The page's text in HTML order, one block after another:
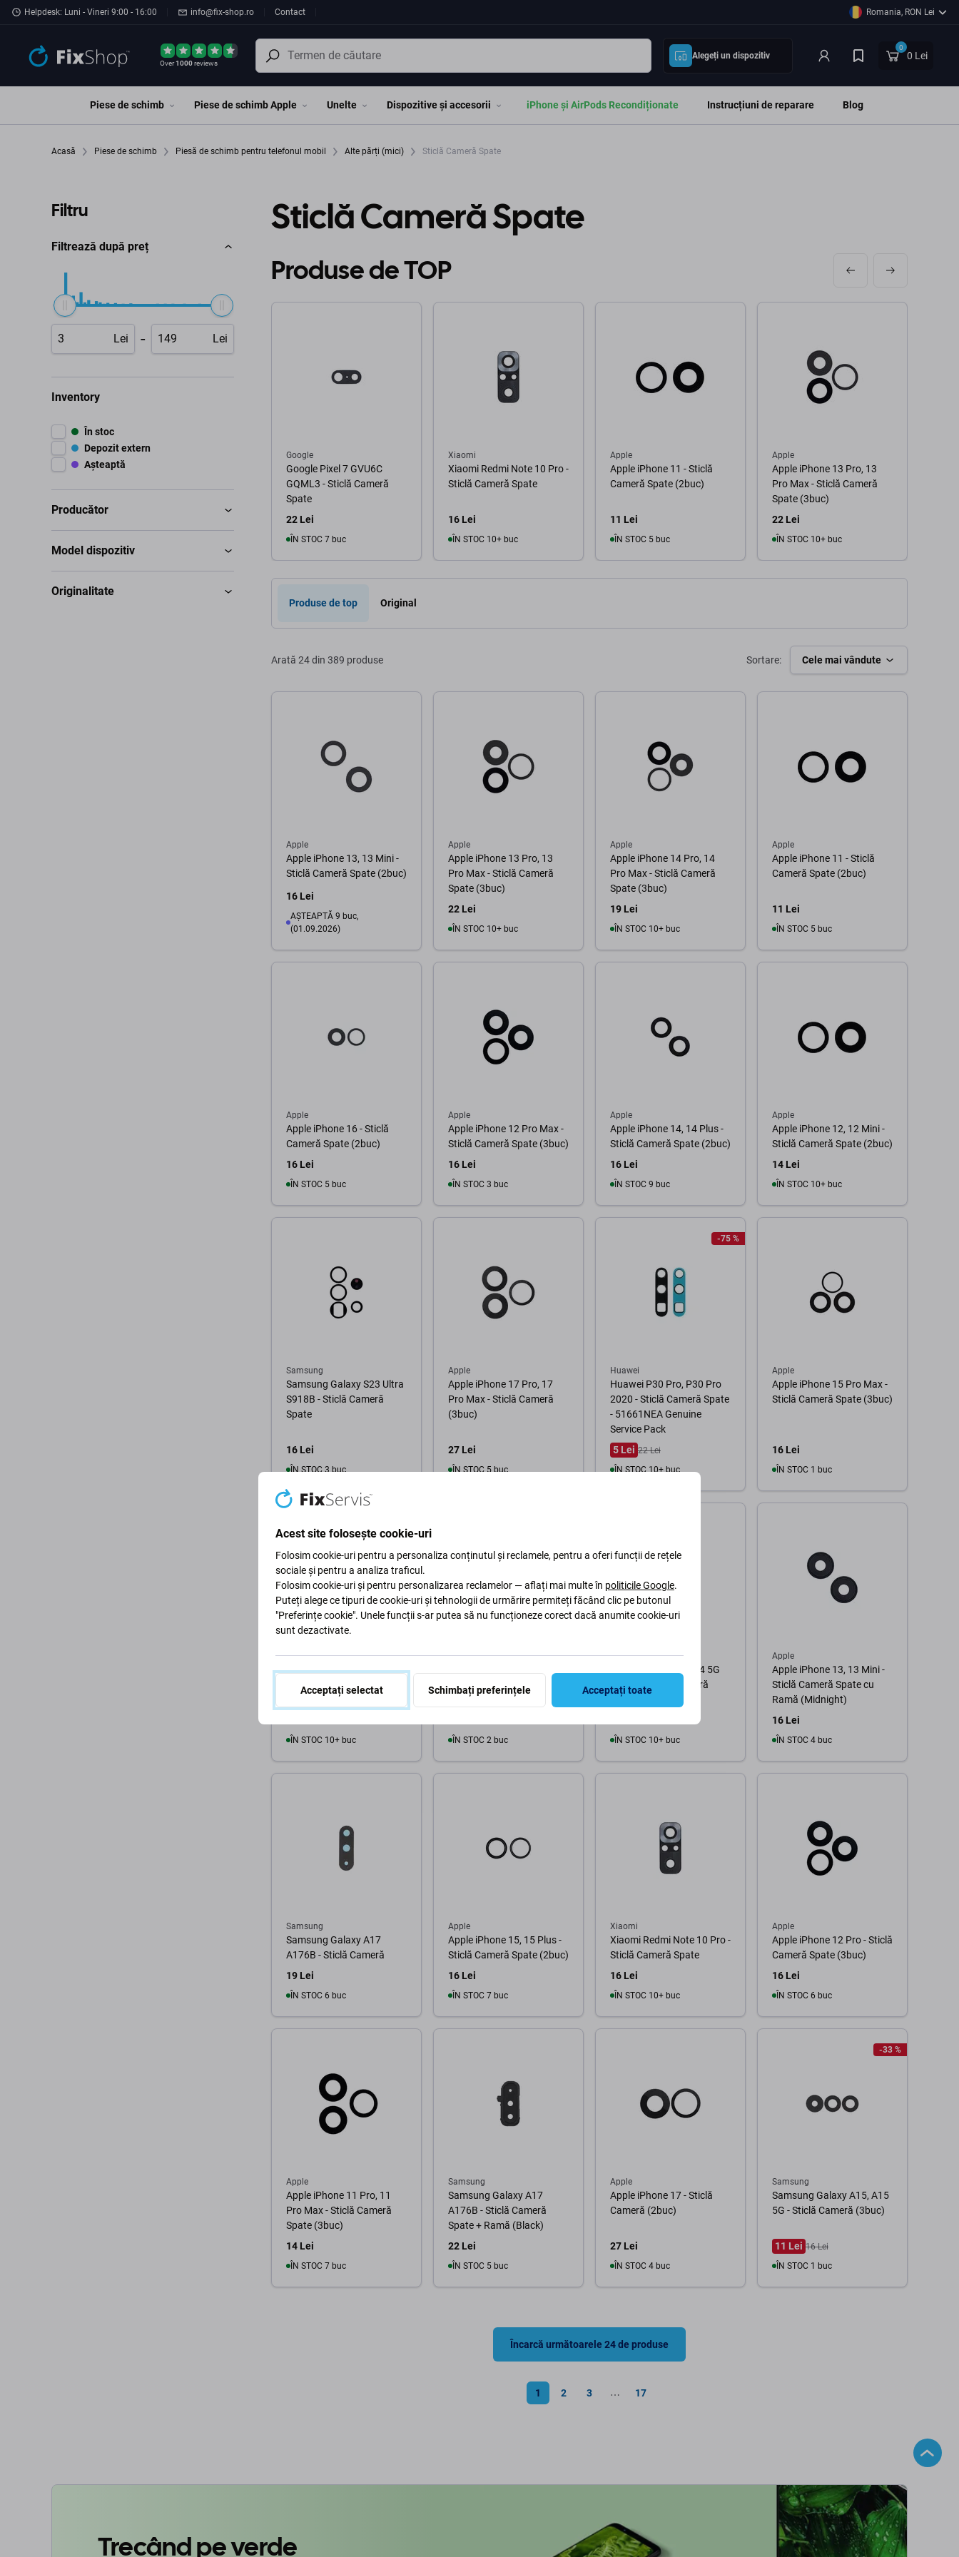
Preskočiť na hlavný obsah
Helpdesk: Luni - Vineri 9:00 - 16:00 info@fix-shop.ro Contact Romania, RON Lei
Over1000reviews
Alegeți un dispozitiv
0
0 Lei
Piese de schimb Piese de schimb Apple Unelte Dispozitive și accesorii iPhone și AirPods Recondiționate Instrucțiuni de reparare Blog
Acasă Piese de schimb Piesă de schimb pentru telefonul mobil Alte părți (mici) Sticlă Cameră Spate
Filtru
Filtrează după preț
Lei - Lei
Inventory
În stoc
Depozit extern
Așteaptă
Producător
Model dispozitiv
Originalitate
Sticlă Cameră Spate
Produse de TOP
Google
Google Pixel 7 GVU6C
GQML3 - Sticlă Cameră
Spate
22 Lei
ÎN STOC 7 buc
În coș
Xiaomi
Xiaomi Redmi Note 10 Pro -
Sticlă Cameră Spate
16 Lei
ÎN STOC 10+ buc
În coș
Apple
Apple iPhone 11 - Sticlă
Cameră Spate (2buc)
11 Lei
ÎN STOC 5 buc
În coș
Apple
Apple iPhone 13 Pro, 13
Pro Max - Sticlă Cameră
Spate (3buc)
22 Lei
ÎN STOC 10+ buc
În coș
Produse de top Original
Arată 24 din 389 produse Sortare: Cele mai vândute
Apple
Apple iPhone 13, 13 Mini -
Sticlă Cameră Spate (2buc)
16 Lei
AȘTEAPTĂ 9 buc,
(01.09.2026)
Apple
Apple iPhone 13 Pro, 13
Pro Max - Sticlă Cameră
Spate (3buc)
22 Lei
ÎN STOC 10+ buc
Apple
Apple iPhone 14 Pro, 14
Pro Max - Sticlă Cameră
Spate (3buc)
19 Lei
ÎN STOC 10+ buc
Apple
Apple iPhone 11 - Sticlă
Cameră Spate (2buc)
11 Lei
ÎN STOC 5 buc
Apple
Apple iPhone 16 - Sticlă
Cameră Spate (2buc)
16 Lei
ÎN STOC 5 buc
Apple
Apple iPhone 12 Pro Max -
Sticlă Cameră Spate (3buc)
16 Lei
ÎN STOC 3 buc
Apple
Apple iPhone 14, 14 Plus -
Sticlă Cameră Spate (2buc)
16 Lei
ÎN STOC 9 buc
Apple
Apple iPhone 12, 12 Mini -
Sticlă Cameră Spate (2buc)
14 Lei
ÎN STOC 10+ buc
Samsung
Samsung Galaxy S23 Ultra
S918B - Sticlă Cameră
Spate
16 Lei
ÎN STOC 3 buc
Apple
Apple iPhone 17 Pro, 17
Pro Max - Sticlă Cameră
(3buc)
27 Lei
ÎN STOC 5 buc
-75 %
Huawei
Huawei P30 Pro, P30 Pro
2020 - Sticlă Cameră Spate
- 51661NEA Genuine
Service Pack
5 Lei 22 Lei
ÎN STOC 10+ buc
Apple
Apple iPhone 15 Pro Max -
Sticlă Cameră Spate (3buc)
16 Lei
ÎN STOC 1 buc
Apple
Apple iPhone 16 Pro - Sticlă
Cameră Spate (3buc)
ÎN STOC 10+ buc
Apple
Cameră Spate (3buc)
ÎN STOC 2 buc
Samsung
Samsung Galaxy A54 5G
A546B - Sticlă Cameră
Spate
ÎN STOC 10+ buc
Apple
Apple iPhone 13, 13 Mini -
Sticlă Cameră Spate cu
Ramă (Midnight)
16 Lei
ÎN STOC 4 buc
Samsung
Samsung Galaxy A17
A176B - Sticlă Cameră
19 Lei
ÎN STOC 6 buc
Apple
Apple iPhone 15, 15 Plus -
Sticlă Cameră Spate (2buc)
16 Lei
ÎN STOC 7 buc
Xiaomi
Xiaomi Redmi Note 10 Pro -
Sticlă Cameră Spate
16 Lei
ÎN STOC 10+ buc
Apple
Apple iPhone 12 Pro - Sticlă
Cameră Spate (3buc)
16 Lei
ÎN STOC 6 buc
Apple
Apple iPhone 11 Pro, 11
Pro Max - Sticlă Cameră
Spate (3buc)
14 Lei
ÎN STOC 7 buc
Samsung
Samsung Galaxy A17
A176B - Sticlă Cameră
Spate + Ramă (Black)
22 Lei
ÎN STOC 5 buc
Apple
Apple iPhone 17 - Sticlă
Cameră (2buc)
27 Lei
ÎN STOC 4 buc
-33 %
Samsung
Samsung Galaxy A15, A15
5G - Sticlă Cameră (3buc)
11 Lei 16 Lei
ÎN STOC 1 buc
Încarcă următoarele 24 de produse
1 2 3 ⋯ 17
Trecând pe verde
Acest site folosește cookie-uri
Folosim cookie-uri pentru a personaliza conținutul și reclamele, pentru a oferi funcții de rețele
sociale și pentru a analiza traficul.
Folosim cookie-uri și pentru personalizarea reclamelor — aflați mai multe în politicile Google.
Puteți alege ce tipuri de cookie-uri și tehnologii de urmărire permiteți făcând clic pe butonul
"Preferințe cookie". Unele funcții s-ar putea să nu funcționeze corect dacă anumite cookie-uri
sunt dezactivate.
Acceptați selectat Schimbați preferințele Acceptați toate